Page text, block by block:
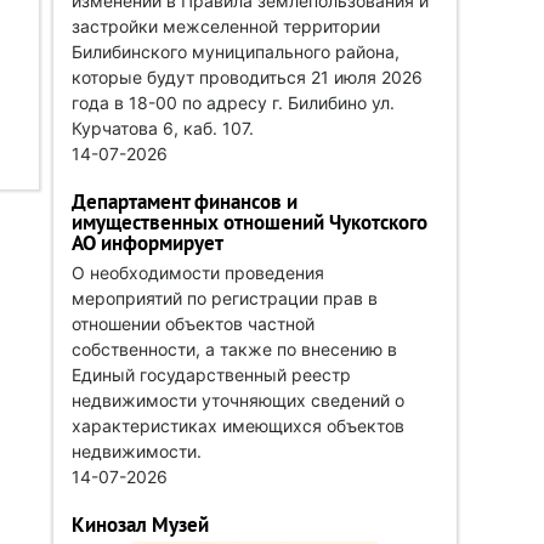
застройки межселенной территории
Билибинского муниципального района,
которые будут проводиться 21 июля 2026
года в 18-00 по адресу г. Билибино ул.
Курчатова 6, каб. 107.
14-07-2026
Департамент финансов и
имущественных отношений Чукотского
АО информирует
О необходимости проведения
мероприятий по регистрации прав в
отношении объектов частной
собственности, а также по внесению в
Единый государственный реестр
недвижимости уточняющих сведений о
характеристиках имеющихся объектов
недвижимости.
14-07-2026
Кинозал Музей